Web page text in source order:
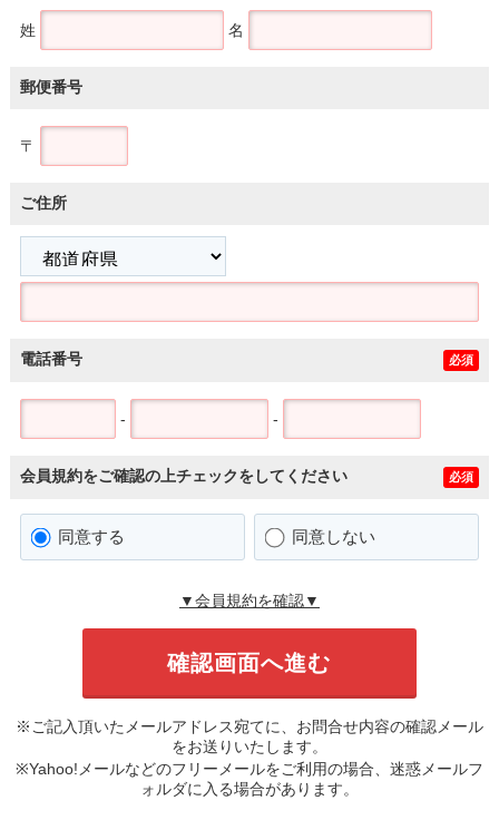
姓 名
郵便番号
〒
ご住所
電話番号 必須
- -
会員規約をご確認の上チェックをしてください 必須
同意する 同意しない
▼会員規約を確認▼
※ご記入頂いたメールアドレス宛てに、お問合せ内容の確認メール
をお送りいたします。
※Yahoo!メールなどのフリーメールをご利用の場合、迷惑メールフ
ォルダに入る場合があります。